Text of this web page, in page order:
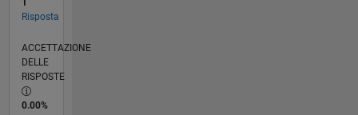
Risposta
ACCETTAZIONE
DELLE
RISPOSTE
0.00%